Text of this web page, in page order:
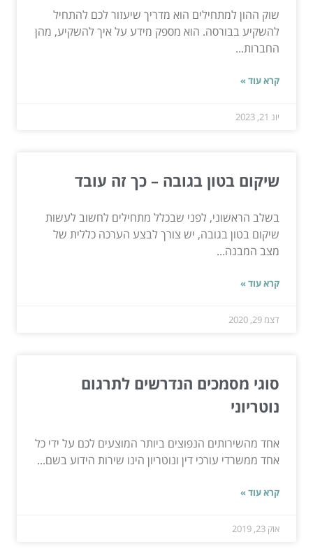
שוק ההון למתחילים הוא מדריך שיעזור לכם להתחיל
להשקיע בבורסה. הוא מספק מידע על איך להשקיע, מהן
החברות...
קרא עוד »
יונ 21, 2023
שיקום בטון בגובה – כך זה עובד
בשלב הראשוני, לפני שבכלל מתחילים לחשוב לעשות
שיקום בטון בגובה, יש צורך לבצע הערכה כללית של
מצב המבנה...
קרא עוד »
דצמ 29, 2020
סוגי מסמכים הנדרשים לתרגום
נוטריוני
אחד מהשירותים הנפוצים ביותר המוצעים לכם על ידי כל
אחד ממשרדי עורכי דין ונוטריון הינו שירות הידוע בשם...
קרא עוד »
אוק 23, 2019